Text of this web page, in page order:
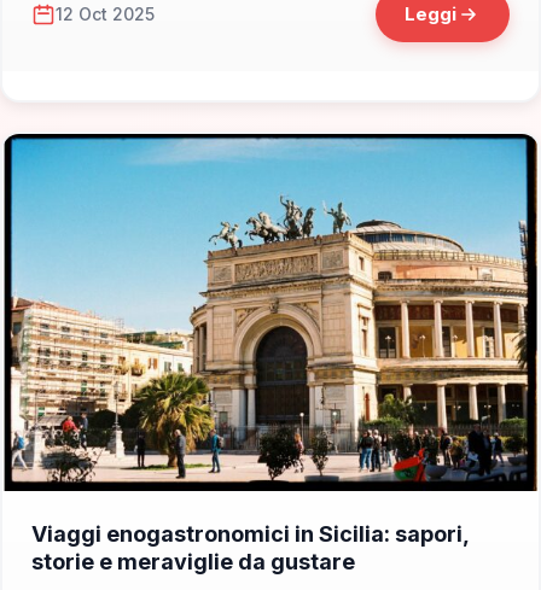
12 Oct 2025 Leggi
Viaggi enogastronomici in Sicilia: sapori,
storie e meraviglie da gustare